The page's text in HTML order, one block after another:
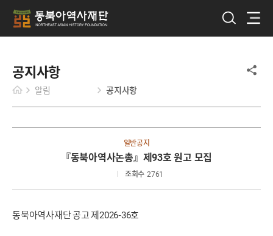
공지사항
알림 공지사항
일반공지
『동북아역사논총』제93호 원고 모집
조회수 2761
동북아역사재단 공고 제2026-36호